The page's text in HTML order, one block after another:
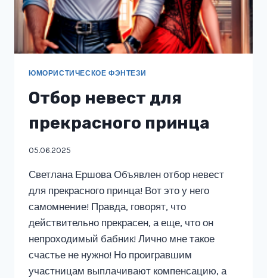
ЮМОРИСТИЧЕСКОЕ ФЭНТЕЗИ
Отбор невест для
прекрасного принца
05.06.2025
Светлана Ершова Объявлен отбор невест
для прекрасного принца! Вот это у него
самомнение! Правда, говорят, что
действительно прекрасен, а еще, что он
непроходимый бабник! Лично мне такое
счастье не нужно! Но проигравшим
участницам выплачивают компенсацию, а